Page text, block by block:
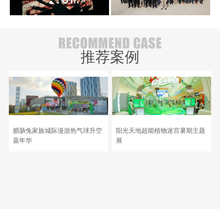
推荐案例
腊肠兔家族城际漫游热气球升空
嘉年华
阳光天地超能植物迷宫暑期主题
展